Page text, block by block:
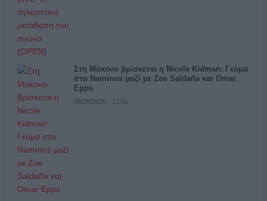
Στη Μύκονο βρίσκεται η Nicole Kidman: Γεύμα
στο Nammos μαζί με Zoe Saldaña και Omar
Epps
06/08/2026 - 12:41